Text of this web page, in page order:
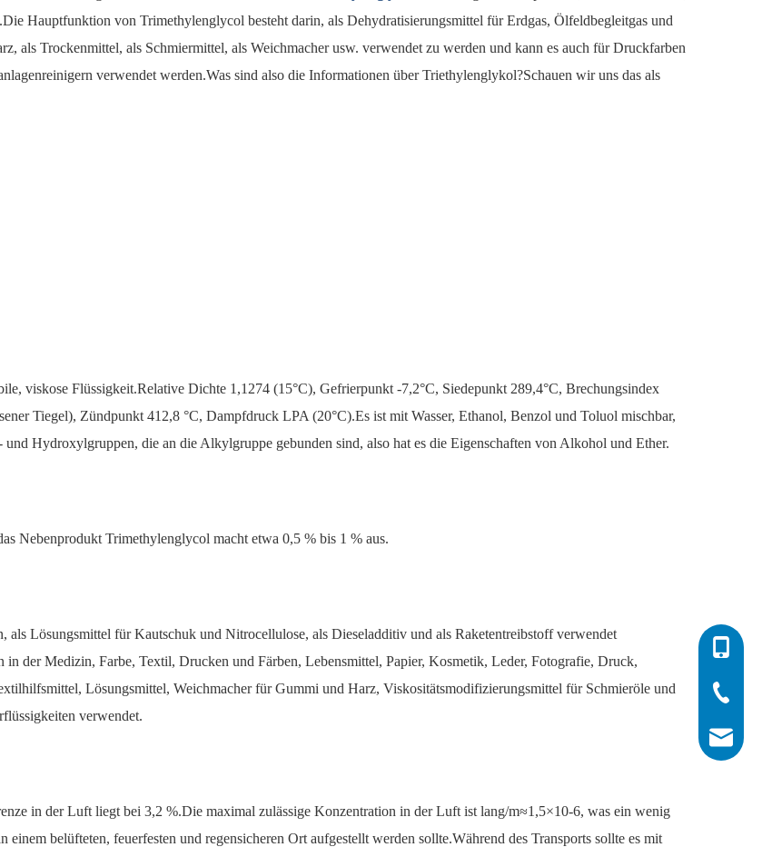
Hauptfunktion von Trimethylenglycol besteht darin, als Dehydratisierungsmittel für Erdgas, Ölfeldbegleitgas und
als Trockenmittel, als Schmiermittel, als Weichmacher usw. verwendet zu werden und kann es auch für Druckfarben
verwendet werden.Was sind also die Informationen über Triethylenglykol?Schauen wir uns das als
viskose Flüssigkeit.Relative Dichte 1,1274 (15°C), Gefrierpunkt -7,2°C, Siedepunkt 289,4°C, Brechungsindex
Tiegel), Zündpunkt 412,8 °C, Dampfdruck LPA (20°C).Es ist mit Wasser, Ethanol, Benzol und Toluol mischbar,
Hydroxylgruppen, die an die Alkylgruppe gebunden sind, also hat es die Eigenschaften von Alkohol und Ether.
Nebenprodukt Trimethylenglycol macht etwa 0,5 % bis 1 % aus.
Lösungsmittel für Kautschuk und Nitrocellulose, als Dieseladditiv und als Raketentreibstoff verwendet
in der Medizin, Farbe, Textil, Drucken und Färben, Lebensmittel, Papier, Kosmetik, Leder, Fotografie, Druck,
Lösungsmittel, Weichmacher für Gummi und Harz, Viskositätsmodifizierungsmittel für Schmieröle und
verwendet.
in der Luft liegt bei 3,2 %.Die maximal zulässige Konzentration in der Luft ist lang/m≈1,5×10-6, was ein wenig
belüfteten, feuerfesten und regensicheren Ort aufgestellt werden sollte.Während des Transports sollte es mit
0086-
0086-
0086-